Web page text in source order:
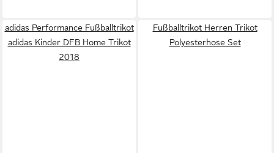
adidas Performance Fußballtrikot
adidas Kinder DFB Home Trikot
2018
Fußballtrikot Herren Trikot
Polyesterhose Set